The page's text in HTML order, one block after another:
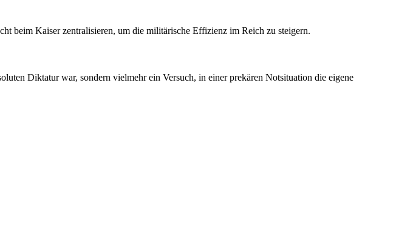
beim Kaiser zentralisieren, um die militärische Effizienz im Reich zu steigern.
Diktatur war, sondern vielmehr ein Versuch, in einer prekären Notsituation die eigene